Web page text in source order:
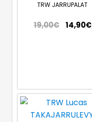
TRW JARRUPALAT
19,00€ 14,90€